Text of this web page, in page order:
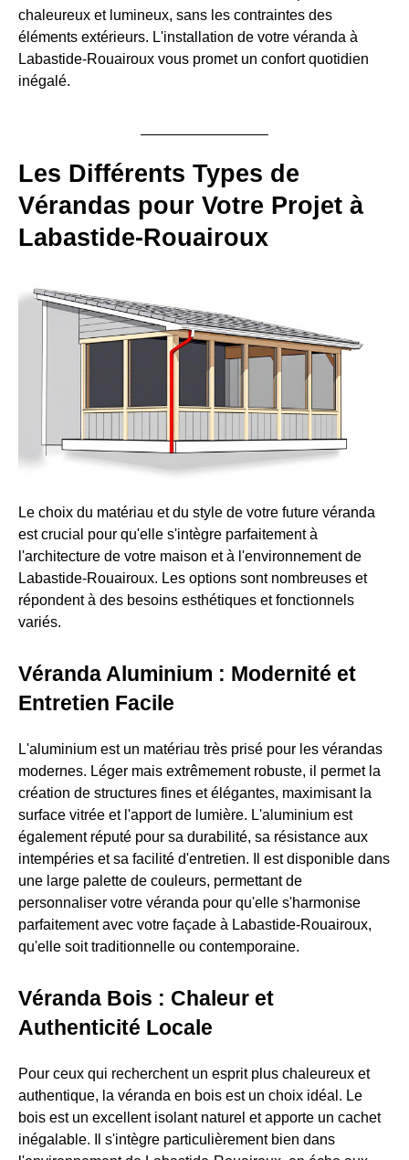
chaleureux et lumineux, sans les contraintes des
éléments extérieurs. L'installation de votre véranda à
Labastide-Rouairoux vous promet un confort quotidien
inégalé.
Les Différents Types de
Vérandas pour Votre Projet à
Labastide-Rouairoux
Le choix du matériau et du style de votre future véranda
est crucial pour qu'elle s'intègre parfaitement à
l'architecture de votre maison et à l'environnement de
Labastide-Rouairoux. Les options sont nombreuses et
répondent à des besoins esthétiques et fonctionnels
variés.
Véranda Aluminium : Modernité et
Entretien Facile
L'aluminium est un matériau très prisé pour les vérandas
modernes. Léger mais extrêmement robuste, il permet la
création de structures fines et élégantes, maximisant la
surface vitrée et l'apport de lumière. L'aluminium est
également réputé pour sa durabilité, sa résistance aux
intempéries et sa facilité d'entretien. Il est disponible dans
une large palette de couleurs, permettant de
personnaliser votre véranda pour qu'elle s'harmonise
parfaitement avec votre façade à Labastide-Rouairoux,
qu'elle soit traditionnelle ou contemporaine.
Véranda Bois : Chaleur et
Authenticité Locale
Pour ceux qui recherchent un esprit plus chaleureux et
authentique, la véranda en bois est un choix idéal. Le
bois est un excellent isolant naturel et apporte un cachet
inégalable. Il s'intègre particulièrement bien dans